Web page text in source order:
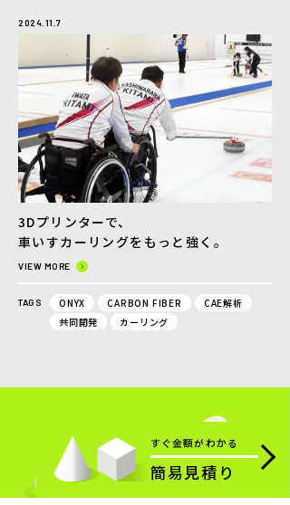
すぐ金額がわかる
簡易見積り
2024.11.7
3Dプリンターで、
車いすカーリングをもっと強く。
VIEW MORE
TAGS ONYX CARBON FIBER
CAE解析
共同開発
カーリング
お問い合わせ